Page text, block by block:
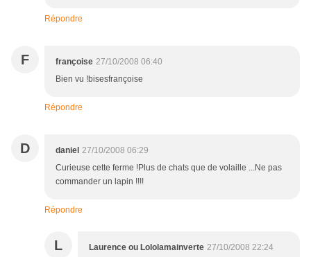
Répondre
F françoise 27/10/2008 06:40
Bien vu !bisesfrançoise
Répondre
D daniel 27/10/2008 06:29
Curieuse cette ferme !Plus de chats que de volaille ...Ne pas
commander un lapin !!!!
Répondre
L Laurence ou Lololamainverte 27/10/2008 22:24